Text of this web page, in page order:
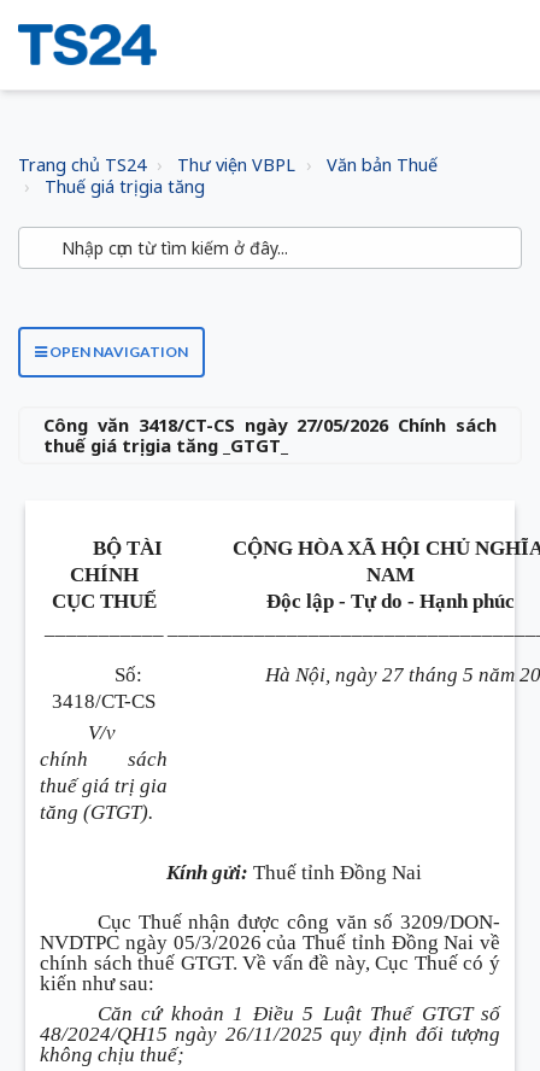
Trang chủ TS24 Thư viện VBPL
Văn bản Thuế
Thuế giá trị gia tăng
OPEN NAVIGATION
Công văn 3418/CT-CS ngày 27/05/2026 Chính sách
thuế giá trị gia tăng _GTGT_
BỘ TÀI
CHÍNH
CỤC THUẾ
CỘNG HÒA XÃ HỘI CHỦ
NAM
Độc lập - Tự do - Hạnh phúc
Số:
3418/CT-CS
V/v
chính sách
thuế giá trị gia
tăng (GTGT).
Hà Nội, ngày 27 tháng 5 năm
Kính gửi: Thuế tỉnh Đồng Nai
Cục Thuế nhận được công văn số 3209/DON-
NVDTPC ngày 05/3/2026 của Thuế tỉnh Đồng Nai về
chính sách thuế GTGT. Về vấn đề này, Cục Thuế có ý
kiến như sau:
Căn cứ khoản 1 Điều 5 Luật Thuế GTGT số
48/2024/QH15 ngày 26/11/2025 quy định đối tượng
không chịu thuế;